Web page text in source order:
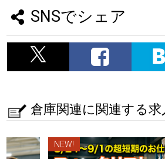
SNSでシェア
倉庫関連に関連する求
NEW!